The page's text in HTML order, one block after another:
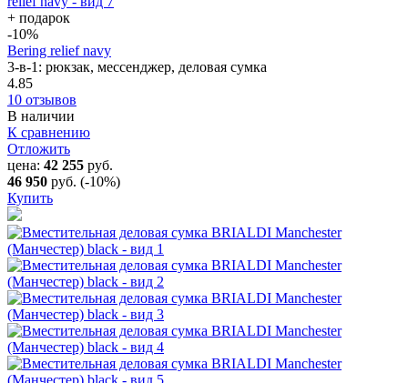
+ подарок
-10%
Bering relief navy
3-в-1: рюкзак, мессенджер, деловая сумка
4.85
10 отзывов
В наличии
К сравнению
Отложить
цена: 42 255 руб.
46 950 руб. (-10%)
Купить